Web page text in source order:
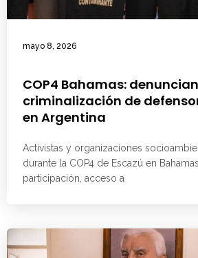
mayo 8, 2026
COP4 Bahamas: denuncian
criminalización de
en Argentina
Activistas y organizaciones
durante la COP4 de Escazú en
participación, acceso a